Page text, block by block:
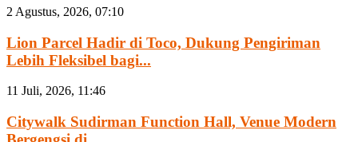
2 Agustus, 2026, 07:10
Lion Parcel Hadir di Toco, Dukung Pengiriman
Lebih Fleksibel bagi...
11 Juli, 2026, 11:46
Citywalk Sudirman Function Hall, Venue Modern